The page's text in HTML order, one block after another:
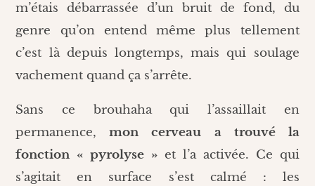
m’étais débarrassée d’un bruit de fond, du
genre qu’on entend même plus tellement
c’est là depuis longtemps, mais qui soulage
vachement quand ça s’arrête.
Sans ce brouhaha qui l’assaillait en
permanence,mon cerveau a trouvé la
fonction « pyrolyse » et l’a activée. Ce qui
s’agitait en surface s’est calmé : les